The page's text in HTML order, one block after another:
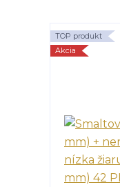
TOP produkt
Akcia